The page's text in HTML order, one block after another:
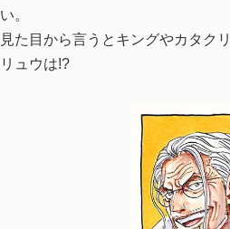
い。
見た目から言うとキングやカタク
リュウは!?